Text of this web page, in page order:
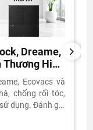
Dreame,
Hiệu
Ecovacs và
chống rối tóc,
dụng. Đánh giá
NEXT